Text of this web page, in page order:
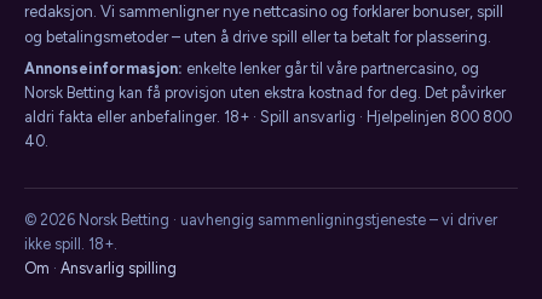
redaksjon. Vi sammenligner nye nettcasino og forklarer bonuser, spill
og betalingsmetoder – uten å drive spill eller ta betalt for plassering.
Annonseinformasjon: enkelte lenker går til våre partnercasino, og
Norsk Betting kan få provisjon uten ekstra kostnad for deg. Det påvirker
aldri fakta eller anbefalinger. 18+ · Spill ansvarlig · Hjelpelinjen 800 800
40.
© 2026 Norsk Betting · uavhengig sammenligningstjeneste – vi driver
ikke spill. 18+.
Om · Ansvarlig spilling